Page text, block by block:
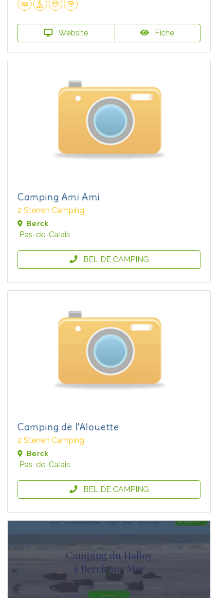
Website Fiche
Camping Ami Ami
2 Sterren Camping
Berck
Pas-de-Calais
BEL DE CAMPING
Camping de l'Alouette
2 Sterren Camping
Berck
Pas-de-Calais
BEL DE CAMPING